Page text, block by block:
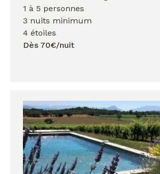
1 à 5 personnes
3 nuits minimum
4 étoiles
Dès 70€/nuit